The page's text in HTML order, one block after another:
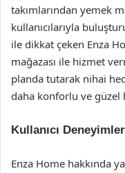
takımlarından yemek
kullanıcılarıyla
ile dikkat çeken Enza
mağazası ile hizmet
planda tutarak nihai
daha konforlu ve güzel
Kullanıcı
Enza Home hakkında